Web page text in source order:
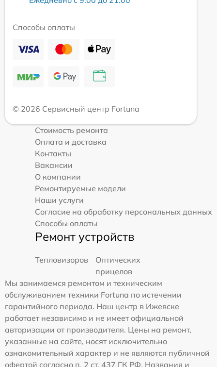
Способы оплаты
© 2026 Сервисный центр Fortuna
Стоимость ремонта
Оплата и доставка
Контакты
Вакансии
О компании
Ремонтируемые модели
Наши услуги
Согласие на обработку персональных данных
Способы оплаты
Ремонт устройств
Тепловизоров
Оптических
прицелов
Мы занимаемся ремонтом и техническим
обслуживанием техники Fortuna по истечении
гарантийного периода. Наш центр в Ижевске
работает независимо и не имеет официальной
авторизации от производителя. Цены на ремонт,
указанные на сайте, носят исключительно
ознакомительный характер и не являются публичной
офертой согласно п. 2 ст. 437 ГК РФ. Названия и